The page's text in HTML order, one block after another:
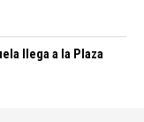
llega a la Plaza